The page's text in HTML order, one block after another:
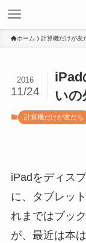
ホーム 計算機だけが友
iPad
いの
2016
11/24
計算機だけが友だち
iPadをディス
に、タブレッ
れまではブッ
が、最近は本